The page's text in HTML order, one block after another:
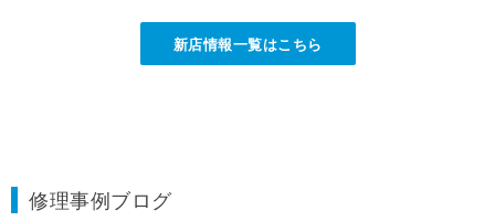
新店情報一覧はこちら
修理事例ブログ